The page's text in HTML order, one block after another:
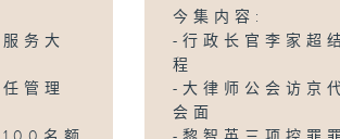
务大
管理
今集内容:
-行政长官李家超
程
-大律师公会访京
会面